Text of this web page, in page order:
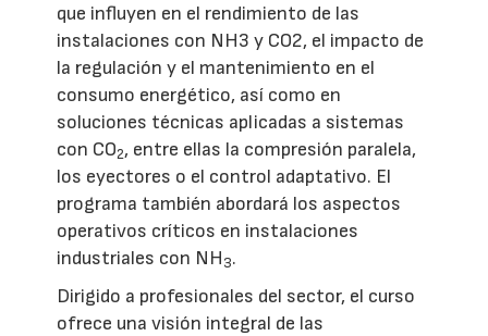
que influyen en el rendimiento de las
instalaciones con NH3 y CO2, el impacto de
la regulación y el mantenimiento en el
consumo energético, así como en
soluciones técnicas aplicadas a sistemas
con CO2, entre ellas la compresión paralela,
los eyectores o el control adaptativo. El
programa también abordará los aspectos
operativos críticos en instalaciones
industriales con NH3.
Dirigido a profesionales del sector, el curso
ofrece una visión integral de las